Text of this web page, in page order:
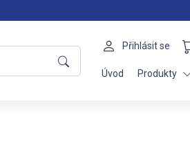
Přihlásit se
Úvod Produkty